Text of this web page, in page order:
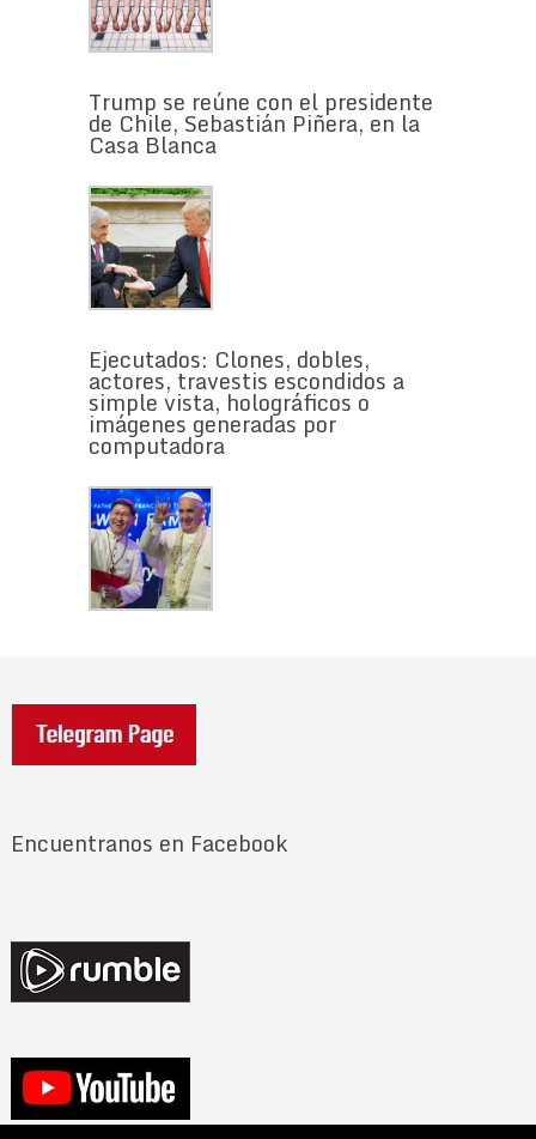
Trump se reúne con el presidente
de Chile, Sebastián Piñera, en la
Casa Blanca
Ejecutados: Clones, dobles,
actores, travestis escondidos a
simple vista, holográficos o
imágenes generadas por
computadora
Encuentranos en Facebook